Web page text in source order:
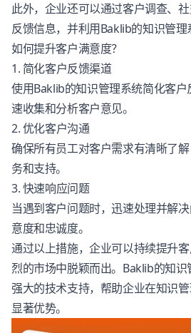
此外，企业还可以通过客户调查、
反馈信息，并利用Baklib的知识管理
如何提升客户满意度？
1. 简化客户反馈渠道
使用Baklib的知识管理系统简化客
速收集和分析客户意见。
2. 优化客户沟通
确保所有员工对客户需求有清晰了
务和支持。
3. 快速响应问题
当遇到客户问题时，迅速处理并解
意度和忠诚度。
通过以上措施，企业可以持续提升
烈的市场中脱颖而出。Baklib的知识
强大的技术支持，帮助企业在知识
显著优势。